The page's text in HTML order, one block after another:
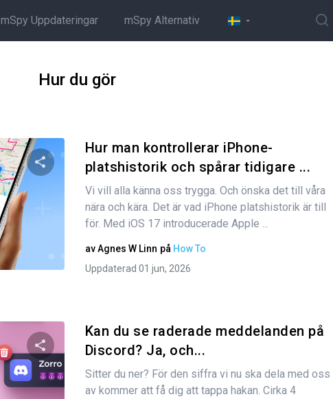
mSpy Uppdateringar mSpy Alternativ
Hur du gör
Dela den här artikeln
Facebook Kopiera länk
Hur man kontrollerar iPhone-
platshistorik och spårar tidigare ...
Vi vill alla känna oss trygga. Och önska det till våra
nära och kära. Det är vad iPhone platshistorik är till
för. Med iOS 17 introducerade Apple ...
avAgnes W Linn på How To
Uppdaterad 01 jun, 2026
Dela den här artikeln
Kan du se raderade meddelanden på
Discord? Ja, och...
Sitter du ner? För den siffra vi nu ska dela med oss
av kommer att få dig att tappa hakan. Cirka 4